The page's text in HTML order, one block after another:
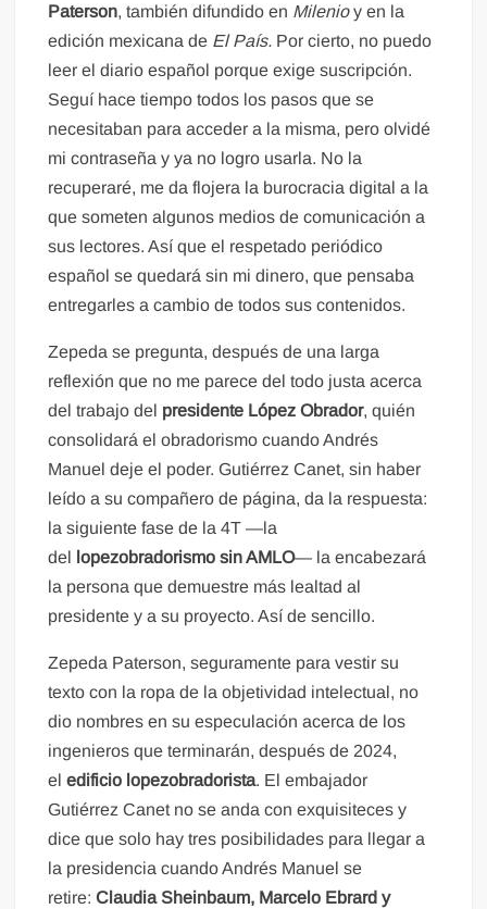
Paterson, también difundido en Milenioy en la
edición mexicana de El País. Por cierto, no puedo
leer el diario español porque exige suscripción.
Seguí hace tiempo todos los pasos que se
necesitaban para acceder a la misma, pero olvidé
mi contraseña y ya no logro usarla. No la
recuperaré, me da flojera la burocracia digital a la
que someten algunos medios de comunicación a
sus lectores. Así que el respetado periódico
español se quedará sin mi dinero, que pensaba
entregarles a cambio de todos sus contenidos.
Zepeda se pregunta, después de una larga
reflexión que no me parece del todo justa acerca
del trabajo del presidente López Obrador, quién
consolidará el obradorismo cuando Andrés
Manuel deje el poder. Gutiérrez Canet, sin haber
leído a su compañero de página, da la respuesta:
la siguiente fase de la 4T —la
del lopezobradorismo sin AMLO— la encabezará
la persona que demuestre más lealtad al
presidente y a su proyecto. Así de sencillo.
Zepeda Paterson, seguramente para vestir su
texto con la ropa de la objetividad intelectual, no
dio nombres en su especulación acerca de los
ingenieros que terminarán, después de 2024,
eledificio lopezobradorista. El embajador
Gutiérrez Canet no se anda con exquisiteces y
dice que solo hay tres posibilidades para llegar a
la presidencia cuando Andrés Manuel se
retire:Claudia Sheinbaum, Marcelo Ebrard y